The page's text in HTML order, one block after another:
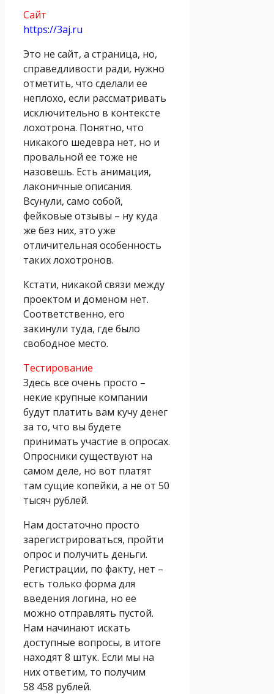
Сайт
https://3aj.ru
Это не сайт, а страница, но,
справедливости ради, нужно
отметить, что сделали ее
неплохо, если рассматривать
исключительно в контексте
лохотрона. Понятно, что
никакого шедевра нет, но и
провальной ее тоже не
назовешь. Есть анимация,
лаконичные описания.
Всунули, само собой,
фейковые отзывы – ну куда
же без них, это уже
отличительная особенность
таких лохотронов.
Кстати, никакой связи между
проектом и доменом нет.
Соответственно, его
закинули туда, где было
свободное место.
Тестирование
Здесь все очень просто –
некие крупные компании
будут платить вам кучу денег
за то, что вы будете
принимать участие в опросах.
Опросники существуют на
самом деле, но вот платят
там сущие копейки, а не от 50
тысяч рублей.
Нам достаточно просто
зарегистрироваться, пройти
опрос и получить деньги.
Регистрации, по факту, нет –
есть только форма для
введения логина, но ее
можно отправлять пустой.
Нам начинают искать
доступные вопросы, в итоге
находят 8 штук. Если мы на
них ответим, то получим
58 458 рублей.